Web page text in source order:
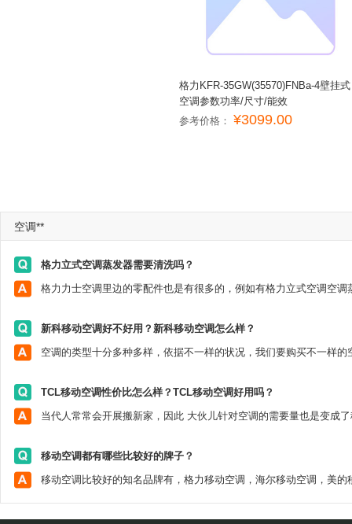
格力KFR-35GW(35570)FNBa-4壁挂式
空调参数功率/尺寸/能效
参考价格： ¥3099.00
空调**
格力立式空调蒸发器需要清洗吗？
新科移动空调好不好用？新科移动空调怎么样？
TCL移动空调性价比怎么样？TCL移动空调好用吗？
移动空调都有哪些比较好的牌子？